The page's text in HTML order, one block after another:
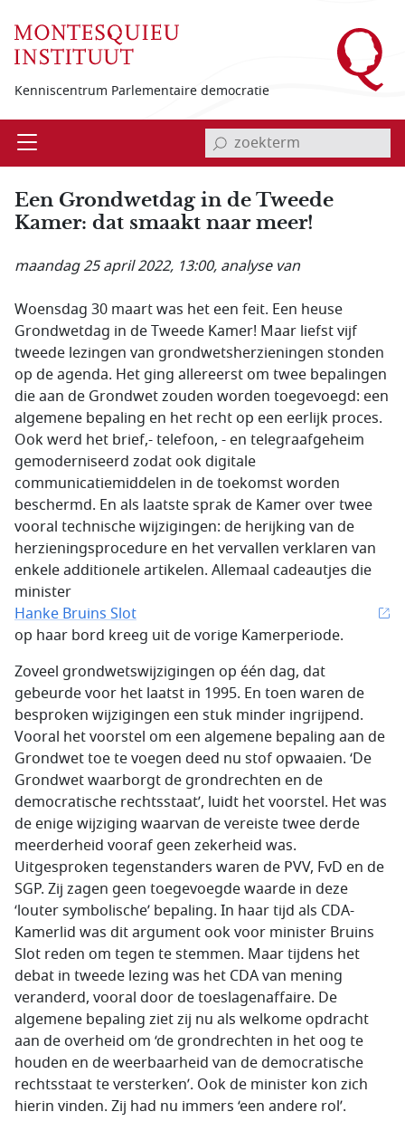
Kenniscentrum Parlementaire democratie
Open invoerveld zoekterm
Een Grondwetdag in de Tweede
Kamer: dat smaakt naar meer!
maandag 25 april 2022, 13:00, analyse van
Woensdag 30 maart was het een feit. Een heuse
Grondwetdag in de Tweede Kamer! Maar liefst vijf
tweede lezingen van grondwetsherzieningen stonden
op de agenda. Het ging allereerst om twee bepalingen
die aan de Grondwet zouden worden toegevoegd: een
algemene bepaling en het recht op een eerlijk proces.
Ook werd het brief,- telefoon, - en telegraafgeheim
gemoderniseerd zodat ook digitale
communicatiemiddelen in de toekomst worden
beschermd. En als laatste sprak de Kamer over twee
vooral technische wijzigingen: de herijking van de
herzieningsprocedure en het vervallen verklaren van
enkele additionele artikelen. Allemaal cadeautjes die
minister
Hanke Bruins Slot
op haar bord kreeg uit de vorige Kamerperiode.
Zoveel grondwetswijzigingen op één dag, dat
gebeurde voor het laatst in 1995. En toen waren de
besproken wijzigingen een stuk minder ingrijpend.
Vooral het voorstel om een algemene bepaling aan de
Grondwet toe te voegen deed nu stof opwaaien. ‘De
Grondwet waarborgt de grondrechten en de
democratische rechtsstaat’, luidt het voorstel. Het was
de enige wijziging waarvan de vereiste twee derde
meerderheid vooraf geen zekerheid was.
Uitgesproken tegenstanders waren de PVV, FvD en de
SGP. Zij zagen geen toegevoegde waarde in deze
‘louter symbolische’ bepaling. In haar tijd als CDA-
Kamerlid was dit argument ook voor minister Bruins
Slot reden om tegen te stemmen. Maar tijdens het
debat in tweede lezing was het CDA van mening
veranderd, vooral door de toeslagenaffaire. De
algemene bepaling ziet zij nu als welkome opdracht
aan de overheid om ‘de grondrechten in het oog te
houden en de weerbaarheid van de democratische
rechtsstaat te versterken’. Ook de minister kon zich
hierin vinden. Zij had nu immers ‘een andere rol’.